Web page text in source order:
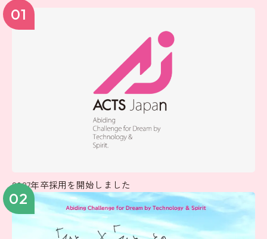
01
2027年卒採用を開始しました
02